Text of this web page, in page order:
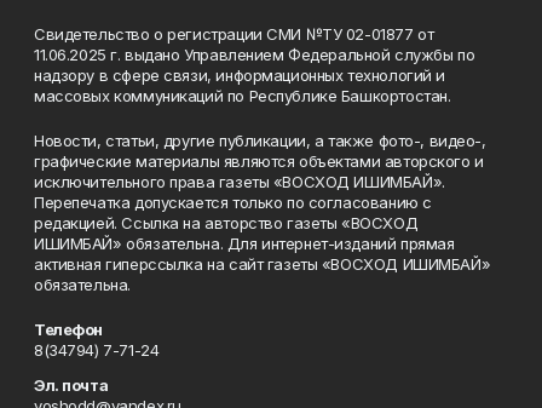
Свидетельство о регистрации СМИ №ТУ 02-01877 от
11.06.2025 г. выдано Управлением Федеральной службы по
надзору в сфере связи, информационных технологий и
массовых коммуникаций по Республике Башкортостан.
Новости, статьи, другие публикации, а также фото-, видео-,
графические материалы являются объектами авторского и
исключительного права газеты «ВОСХОД ИШИМБАЙ».
Перепечатка допускается только по согласованию с
редакцией. Ссылка на авторство газеты «ВОСХОД
ИШИМБАЙ» обязательна. Для интернет-изданий прямая
активная гиперссылка на сайт газеты «ВОСХОД ИШИМБАЙ»
обязательна.
Телефон
8(34794) 7-71-24
Эл. почта